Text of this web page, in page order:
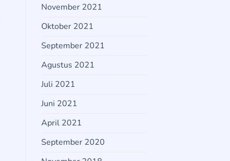
November 2021
Oktober 2021
September 2021
Agustus 2021
Juli 2021
Juni 2021
April 2021
September 2020